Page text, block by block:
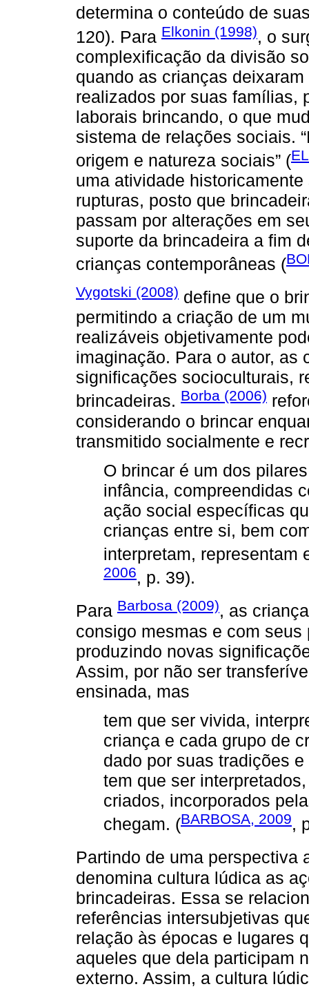
determina o conteúdo de
120). Para Elkonin (1998), o
complexificação da divisão
quando as crianças
realizados por suas famílias,
laborais brincando, o que
sistema de relações sociais.
origem e natureza sociais” (
uma atividade
rupturas, posto que
passam por alterações em
suporte da brincadeira a fim
crianças contemporâneas (
Vygotski (2008) define que o
permitindo a criação de um
realizáveis objetivamente
imaginação. Para o autor, as
significações socioculturais,
brincadeiras. Borba (2006)
considerando o brincar
transmitido socialmente e
O brincar é um dos
infância, compreendidas
ação social específicas
crianças entre si, bem
interpretam, representam
2006, p. 39).
Para Barbosa (2009), as
consigo mesmas e com
produzindo novas
Assim, por não ser
ensinada, mas
tem que ser vivida,
criança e cada grupo de
dado por suas tradições
tem que ser
criados, incorporados
chegam. (BARBOSA, 2009,
Partindo de uma perspectiva
denomina cultura lúdica as
brincadeiras. Essa se
referências intersubjetivas
relação às épocas e lugares
aqueles que dela participam
externo. Assim, a cultura